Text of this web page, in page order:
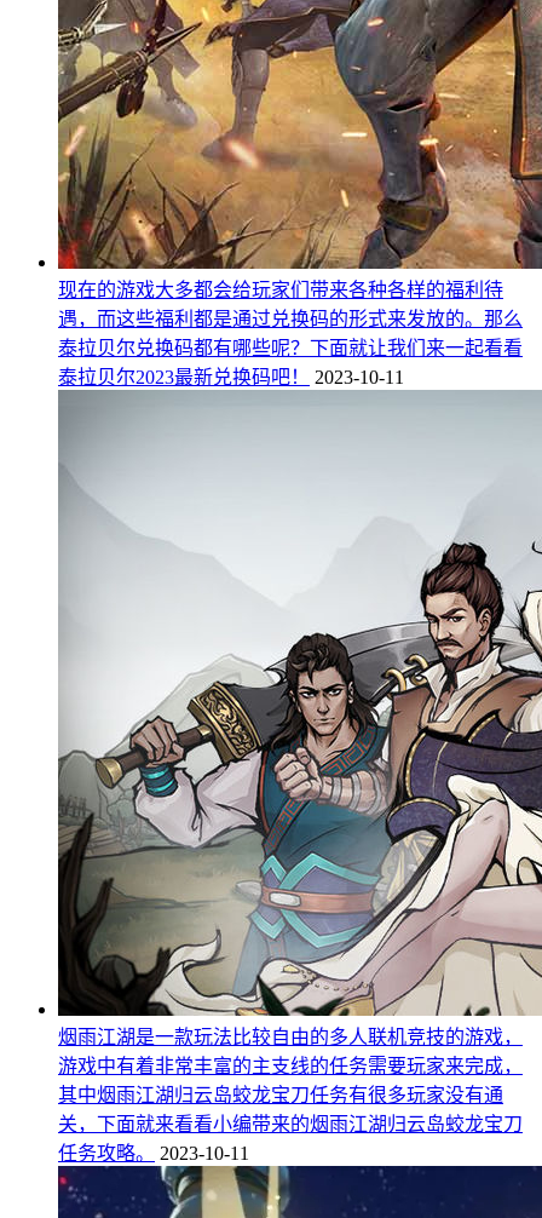
现在的游戏大多都会给玩家们带来各种各样的福利待
遇，而这些福利都是通过兑换码的形式来发放的。那么
泰拉贝尔兑换码都有哪些呢？下面就让我们来一起看看
泰拉贝尔2023最新兑换码吧！
2023-10-11
烟雨江湖是一款玩法比较自由的多人联机竞技的游戏，
游戏中有着非常丰富的主支线的任务需要玩家来完成，
其中烟雨江湖归云岛蛟龙宝刀任务有很多玩家没有通
关，下面就来看看小编带来的烟雨江湖归云岛蛟龙宝刀
任务攻略。
2023-10-11